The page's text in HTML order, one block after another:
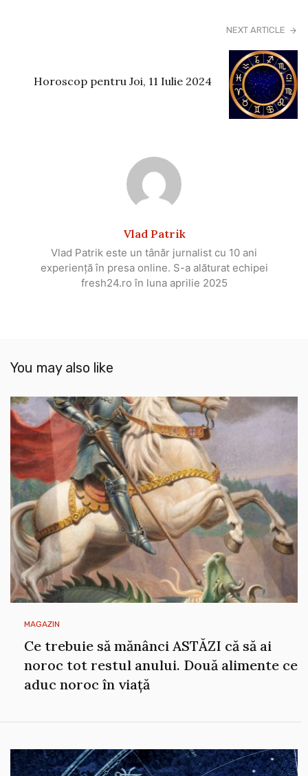
NEXT ARTICLE
Horoscop pentru Joi, 11 Iulie 2024
Vlad Patrik
Vlad Patrik este un tânăr jurnalist cu 10 ani
experiență în presa online. S-a alăturat echipei
fresh24.ro în luna aprilie 2025
You may also like
MAGAZIN
Ce trebuie să mănânci ASTĂZI că să ai
noroc tot restul anului. Două alimente ce
aduc noroc în viață